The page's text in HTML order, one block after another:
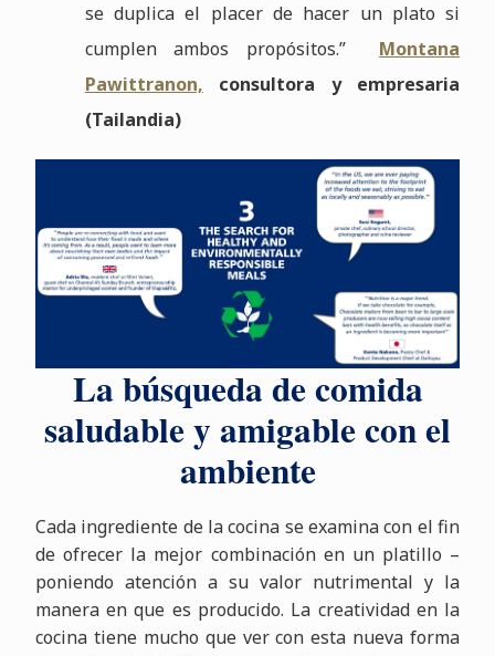
se duplica el placer de hacer un plato si
cumplen ambos propósitos.” Montana
Pawittranon, consultora y empresaria
(Tailandia)
La búsqueda de comida
saludable y amigable con el
ambiente
Cada ingrediente de la cocina se examina con el fin
de ofrecer la mejor combinación en un platillo –
poniendo atención a su valor nutrimental y la
manera en que es producido. La creatividad en la
cocina tiene mucho que ver con esta nueva forma